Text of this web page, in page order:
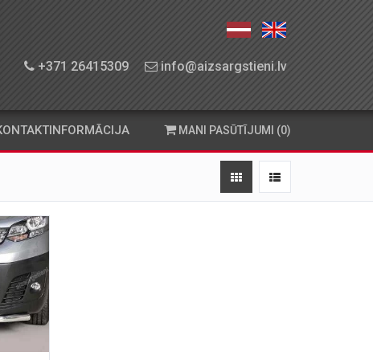
+371 26415309 info@aizsargstieni.lv
MANI PASŪTĪJUMI (0)